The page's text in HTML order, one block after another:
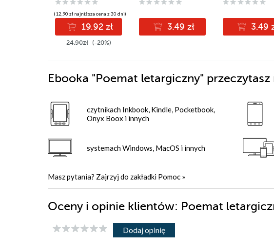
(12,90 zł najniższa cena z 30 dni)
19.92 zł
24.90zł (-20%)
3.49 zł 3.49
Ebooka "Poemat letargiczny" przeczytasz
czytnikach Inkbook, Kindle, Pocketbook,
Onyx Boox i innych
systemach Windows, MacOS i innych
Masz pytania? Zajrzyj do zakładki Pomoc »
Oceny i opinie klientów: Poemat
Dodaj opinię